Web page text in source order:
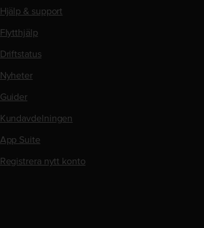
Hjälp & support
Flytthjälp
Driftstatus
Nyheter
Guider
Kundavdelningen
App Suite
Registrera nytt konto